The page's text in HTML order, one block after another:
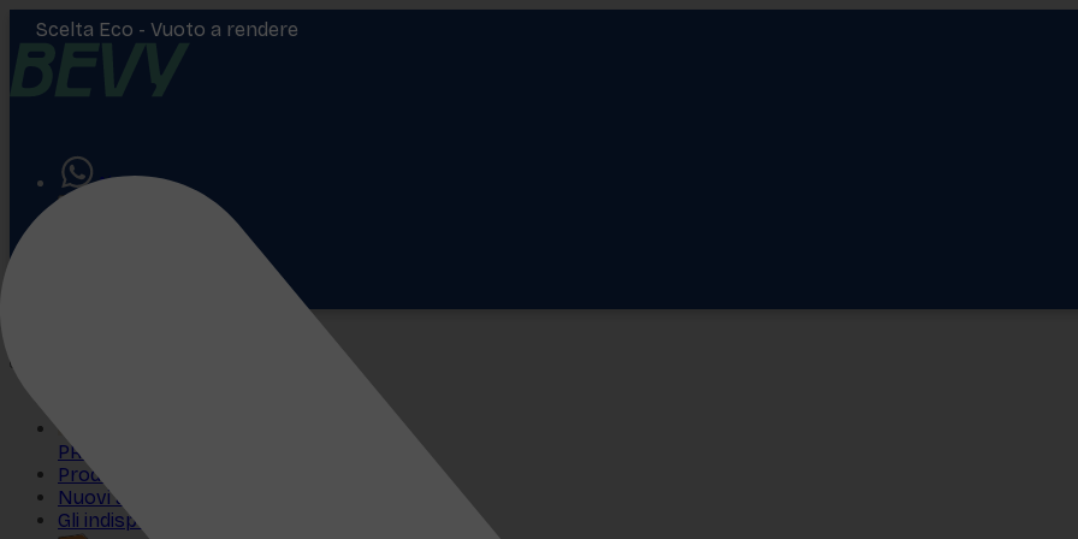
Aiuto
PROMO
Prodotti più venduti
Nuovi arrivi
Gli indispensabili
Scelta Eco - Vuoto a rendere